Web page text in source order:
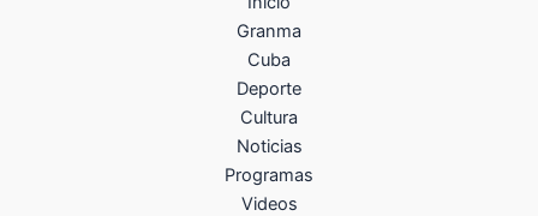
Granma
Cuba
Deporte
Cultura
Noticias
Programas
Videos